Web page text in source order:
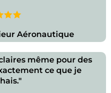
Aéronautique
même pour des
ce que je